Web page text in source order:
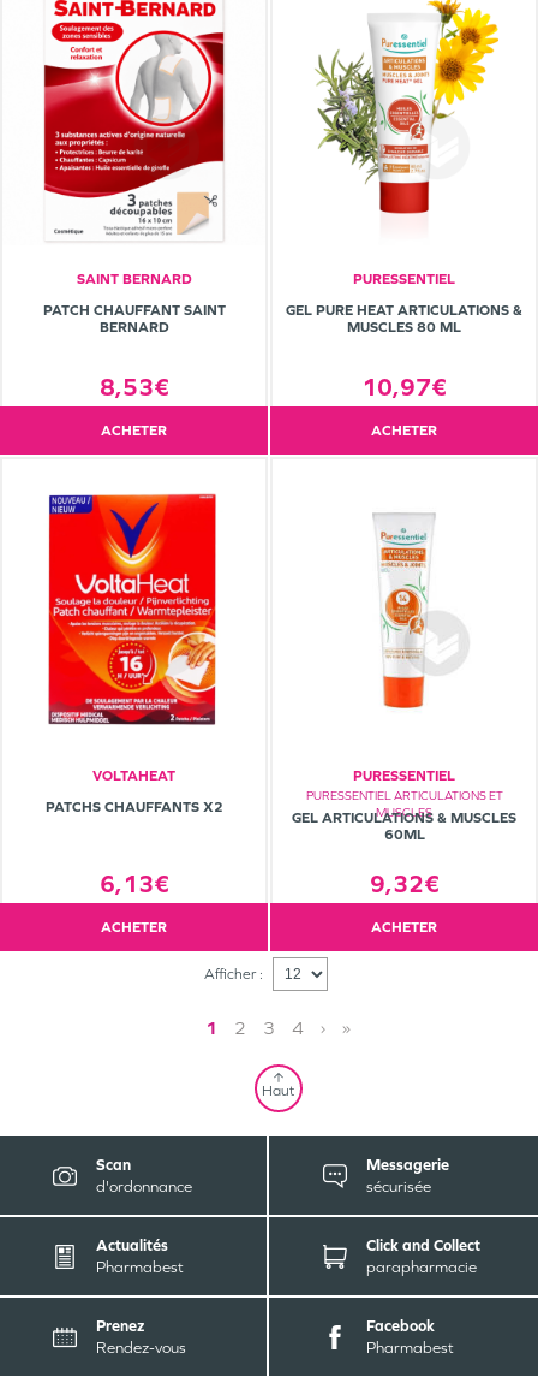
SAINT BERNARD
PATCH CHAUFFANT SAINT
BERNARD
8,53€
ACHETER
PURESSENTIEL
GEL PURE HEAT ARTICULATIONS &
MUSCLES 80 ML
10,97€
ACHETER
VOLTAHEAT
PATCHS CHAUFFANTS X2
6,13€
ACHETER
PURESSENTIEL
PURESSENTIEL ARTICULATIONS ET
MUSCLES
GEL ARTICULATIONS & MUSCLES
60ML
9,32€
ACHETER
Afficher :
1 2 3 4 › »
Haut
Scan
d'ordonnance
Messagerie
sécurisée
Actualités
Pharmabest
Click and Collect
parapharmacie
Prenez
Rendez-vous
Facebook
Pharmabest